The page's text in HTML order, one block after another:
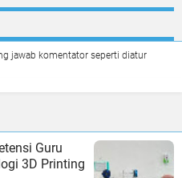
jawab komentator seperti diatur
Guru
3D Printing